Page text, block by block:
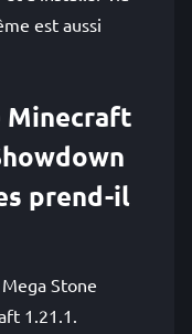
est aussi
Minecraft
prend-il
Stone
1.21.1.